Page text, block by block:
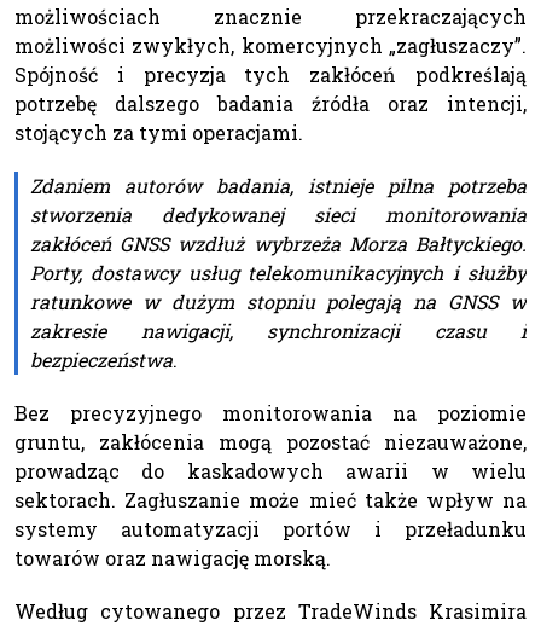
możliwościach znacznie przekraczających
możliwości zwykłych, komercyjnych „zagłuszaczy”.
Spójność i precyzja tych zakłóceń podkreślają
potrzebę dalszego badania źródła oraz intencji,
stojących za tymi operacjami.
Zdaniem autorów badania, istnieje pilna potrzeba
stworzenia dedykowanej sieci monitorowania
zakłóceń GNSS wzdłuż wybrzeża Morza Bałtyckiego.
Porty, dostawcy usług telekomunikacyjnych i służby
ratunkowe w dużym stopniu polegają na GNSS w
zakresie nawigacji, synchronizacji czasu i
bezpieczeństwa.
Bez precyzyjnego monitorowania na poziomie
gruntu, zakłócenia mogą pozostać niezauważone,
prowadząc do kaskadowych awarii w wielu
sektorach. Zagłuszanie może mieć także wpływ na
systemy automatyzacji portów i przeładunku
towarów oraz nawigację morską.
Według cytowanego przez TradeWinds Krasimira